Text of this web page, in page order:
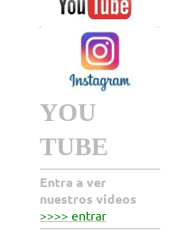
YOU
TUBE
Entra a ver
nuestros videos
>>>> entrar